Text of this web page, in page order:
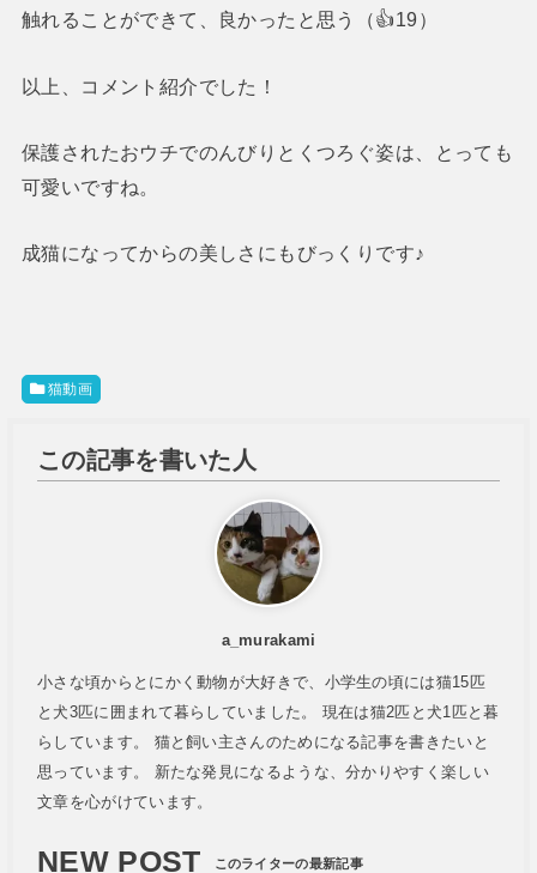
触れることができて、良かったと思う（👍19）
以上、コメント紹介でした！
保護されたおウチでのんびりとくつろぐ姿は、とっても
可愛いですね。
成猫になってからの美しさにもびっくりです♪
猫動画
この記事を書いた人
a_murakami
小さな頃からとにかく動物が大好きで、小学生の頃には猫15匹
と犬3匹に囲まれて暮らしていました。 現在は猫2匹と犬1匹と暮
らしています。 猫と飼い主さんのためになる記事を書きたいと
思っています。 新たな発見になるような、分かりやすく楽しい
文章を心がけています。
NEW POST